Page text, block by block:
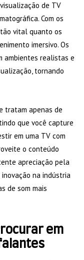
de TV
Com os
vital quanto os
imersivo. Os
ambientes realistas e
tornando
tratam apenas de
que você capture
em uma TV com
o conteúdo
apreciação pela
na indústria
de som mais
em